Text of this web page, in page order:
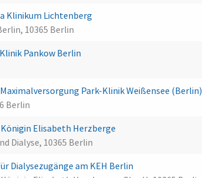
Klinikum Lichtenberg
10365 Berlin
Pankow Berlin
Park-Klinik Weißensee (Berlin)
Berlin
Elisabeth Herzberge
Dialyse, 10365 Berlin
Dialysezugänge am KEH Berlin